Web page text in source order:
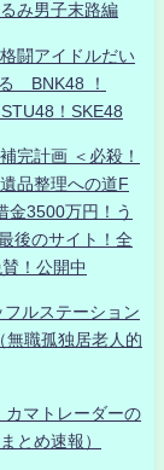
み男子末路編
闘アイドルだい
BNK48 ！
！SKE48
完計画 ＜必殺！
品整理への道F
金3500万円！う
後のサイト！全
！公開中
ルステーション
無職孤独居老人的
マトレーダーの
とめ速報）